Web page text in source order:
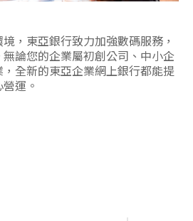
，東亞銀行致力加強數碼服務，
論您的企業屬初創公司、中小企
全新的東亞企業網上銀行都能提
運。